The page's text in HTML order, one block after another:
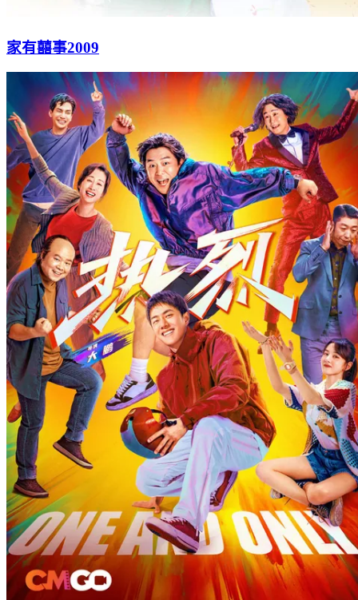
家有囍事2009